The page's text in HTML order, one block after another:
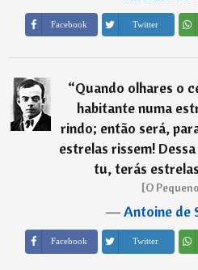
Facebook Twitter
“Quando olhares o
habitante numa
rindo; então será,
estrelas rissem!
tu, terás
[O
―Antoine de
Facebook Twitter